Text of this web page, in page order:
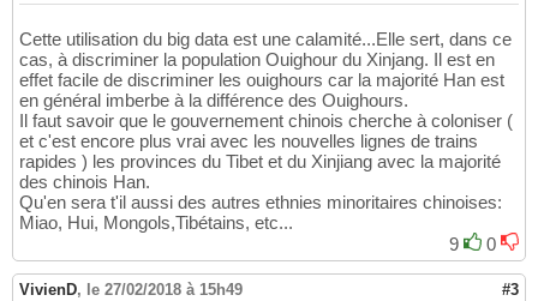
Cette utilisation du big data est une calamité...Elle sert, dans ce
cas, à discriminer la population Ouighour du Xinjang. Il est en
effet facile de discriminer les ouighours car la majorité Han est
en général imberbe à la différence des Ouighours.
Il faut savoir que le gouvernement chinois cherche à coloniser (
et c'est encore plus vrai avec les nouvelles lignes de trains
rapides ) les provinces du Tibet et du Xinjiang avec la majorité
des chinois Han.
Qu'en sera t'il aussi des autres ethnies minoritaires chinoises:
Miao, Hui, Mongols,Tibétains, etc...
9
0
VivienD, le 27/02/2018 à 15h49 #3